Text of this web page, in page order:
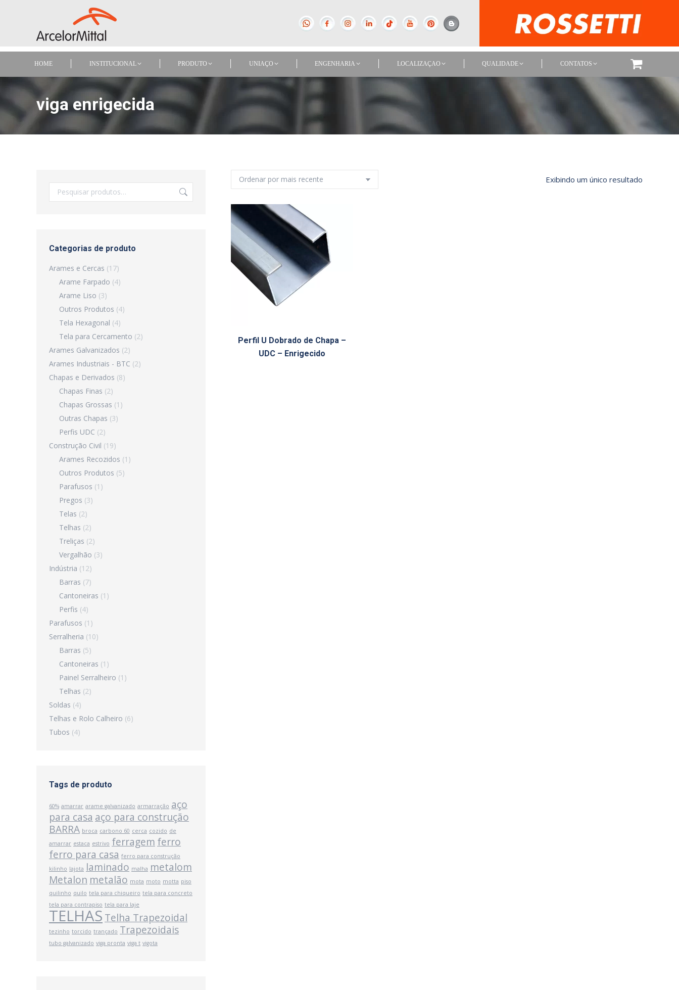
HOME INSTITUCIONAL PRODUTO UNIAÇO ENGENHARIA LOCALIZAÇAO QUALIDADE CONTATOS
viga enrigecida
Exibindo um único resultado
Perfil U Dobrado de Chapa –
UDC – Enrigecido
Categorias de produto
Arames e Cercas (17)
Arame Farpado (4)
Arame Liso (3)
Outros Produtos (4)
Tela Hexagonal (4)
Tela para Cercamento (2)
Arames Galvanizados (2)
Arames Industriais - BTC (2)
Chapas e Derivados (8)
Chapas Finas (2)
Chapas Grossas (1)
Outras Chapas (3)
Perfis UDC (2)
Construção Civil (19)
Arames Recozidos (1)
Outros Produtos (5)
Parafusos (1)
Pregos (3)
Telas (2)
Telhas (2)
Treliças (2)
Vergalhão (3)
Indústria (12)
Barras (7)
Cantoneiras (1)
Perfis (4)
Parafusos (1)
Serralheria (10)
Barras (5)
Cantoneiras (1)
Painel Serralheiro (1)
Telhas (2)
Soldas (4)
Telhas e Rolo Calheiro (6)
Tubos (4)
Tags de produto
60% amarrar arame galvanizado armarração aço
para casa aço para construção
BARRA broca carbono 60 cerca cozido de
amarrar estaca estrivo ferragem ferro
ferro para casa ferro para construção
kilinho lajota laminado malha metalom
Metalon metalão mota moto motta piso
quilinho quilo tela para chiqueiro tela para concreto
tela para contrapiso tela para laje
TELHAS Telha Trapezoidal
tezinho torcido trançado Trapezoidais
tubo galvanizado viga pronta viga t vigota
INSTITUCIONAL ENGENHARIA LOCALIZAÇAO QUALIDADE CONTATOS